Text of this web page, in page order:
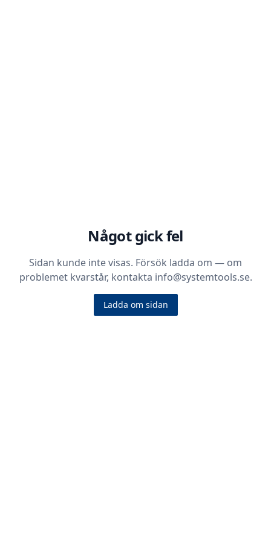
Något gick fel
Sidan kunde inte visas. Försök ladda om — om
problemet kvarstår, kontakta info@systemtools.se.
Ladda om sidan